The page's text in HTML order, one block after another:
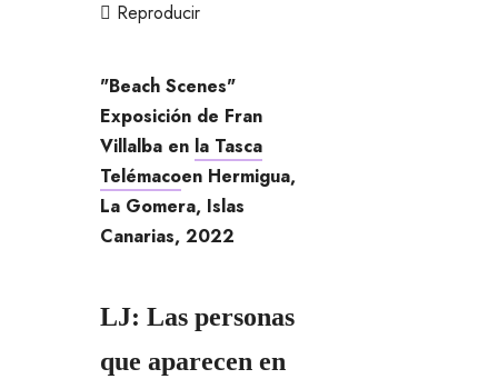
Reproducir
"Beach Scenes"
Exposición de Fran
Villalba en la Tasca
Telémacoen Hermigua,
La Gomera, Islas
Canarias, 2022
LJ: Las personas
que aparecen en